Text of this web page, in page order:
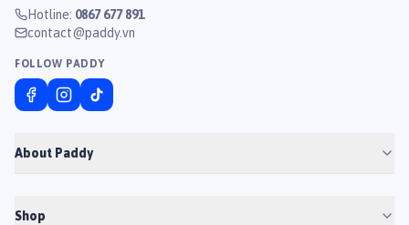
Hotline: 0867 677 891
contact@paddy.vn
FOLLOW PADDY
About Paddy
Shop